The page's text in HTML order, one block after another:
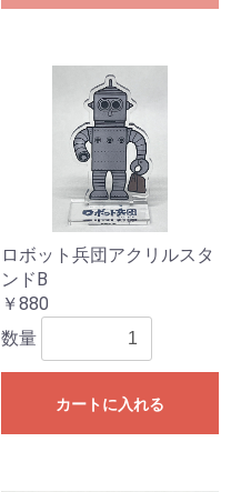
ロボット兵団アクリルスタ
ンドB
￥880
数量
カートに入れる